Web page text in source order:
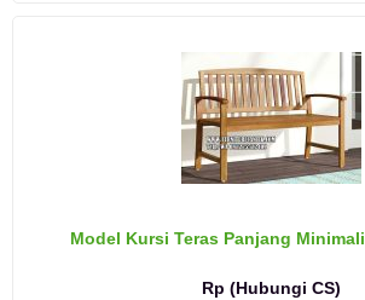
Model Kursi Teras Panjang
Rp (Hubungi CS)